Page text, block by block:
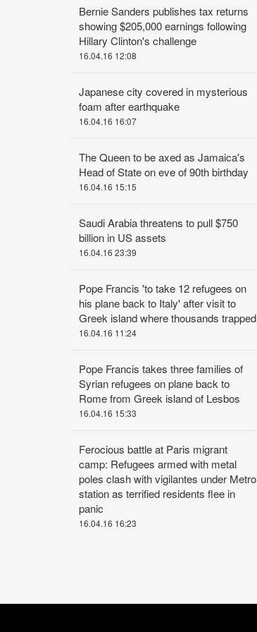
Bernie Sanders publishes tax returns
showing $205,000 earnings following
Hillary Clinton's challenge
16.04.16 12:08
Japanese city covered in mysterious
foam after earthquake
16.04.16 16:07
The Queen to be axed as Jamaica's
Head of State on eve of 90th birthday
16.04.16 15:15
Saudi Arabia threatens to pull $750
billion in US assets
16.04.16 23:39
Pope Francis 'to take 12 refugees on
his plane back to Italy' after visit to
Greek island where thousands trapped
16.04.16 11:24
Pope Francis takes three families of
Syrian refugees on plane back to
Rome from Greek island of Lesbos
16.04.16 15:33
Ferocious battle at Paris migrant
camp: Refugees armed with metal
poles clash with vigilantes under Metro
station as terrified residents flee in
panic
16.04.16 16:23